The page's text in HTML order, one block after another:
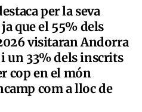
per la seva
que el 55% dels
visitaran Andorra
un 33% dels inscrits
cop en el món
com a lloc de